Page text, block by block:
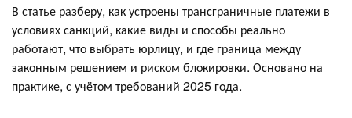
В статье разберу, как устроены трансграничные платежи в
условиях санкций, какие виды и способы реально
работают, что выбрать юрлицу, и где граница между
законным решением и риском блокировки. Основано на
практике, с учётом требований 2025 года.